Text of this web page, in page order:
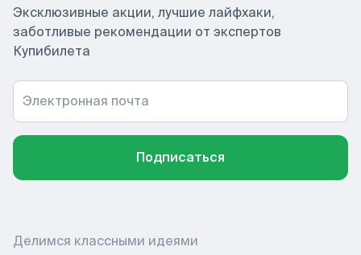
Эксклюзивные акции, лучшие лайфхаки,
заботливые рекомендации от экспертов
Купибилета
Электронная почта
Подписаться
Делимся классными идеями